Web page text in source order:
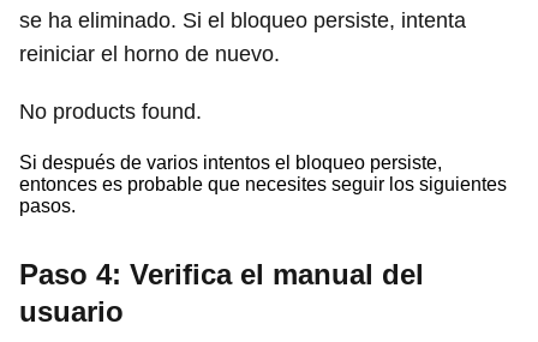
se ha eliminado. Si el bloqueo persiste, intenta
reiniciar el horno de nuevo.
No products found.
Si después de varios intentos el bloqueo persiste,
entonces es probable que necesites seguir los siguientes
pasos.
Paso 4: Verifica el manual del
usuario